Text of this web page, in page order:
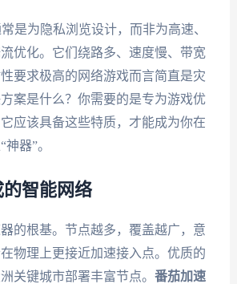
是为隐私浏览设计，而非为高速、
优化。它们绕路多、速度慢、带宽
要求极高的网络游戏而言简直是灾
案是什么？你需要的是专为游戏优
应该具备这些特质，才能成为你在
器”。
智能网络
的根基。节点越多，覆盖越广，意
物理上更接近加速接入点。优质的
关键城市部署丰富节点。 番茄加速